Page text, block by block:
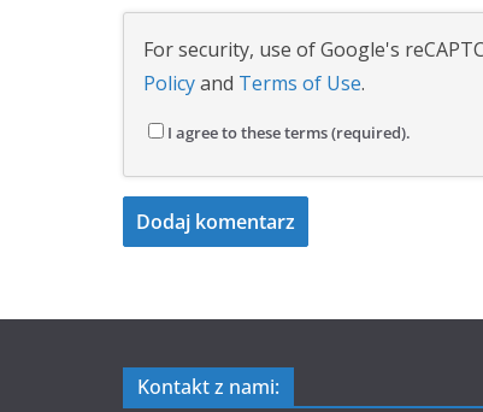
For security, use of Google's
Policyand Terms of Use.
I agree to these terms (required).
Kontakt z nami: